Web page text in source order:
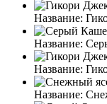
Название:
Название:
Название:
Название: